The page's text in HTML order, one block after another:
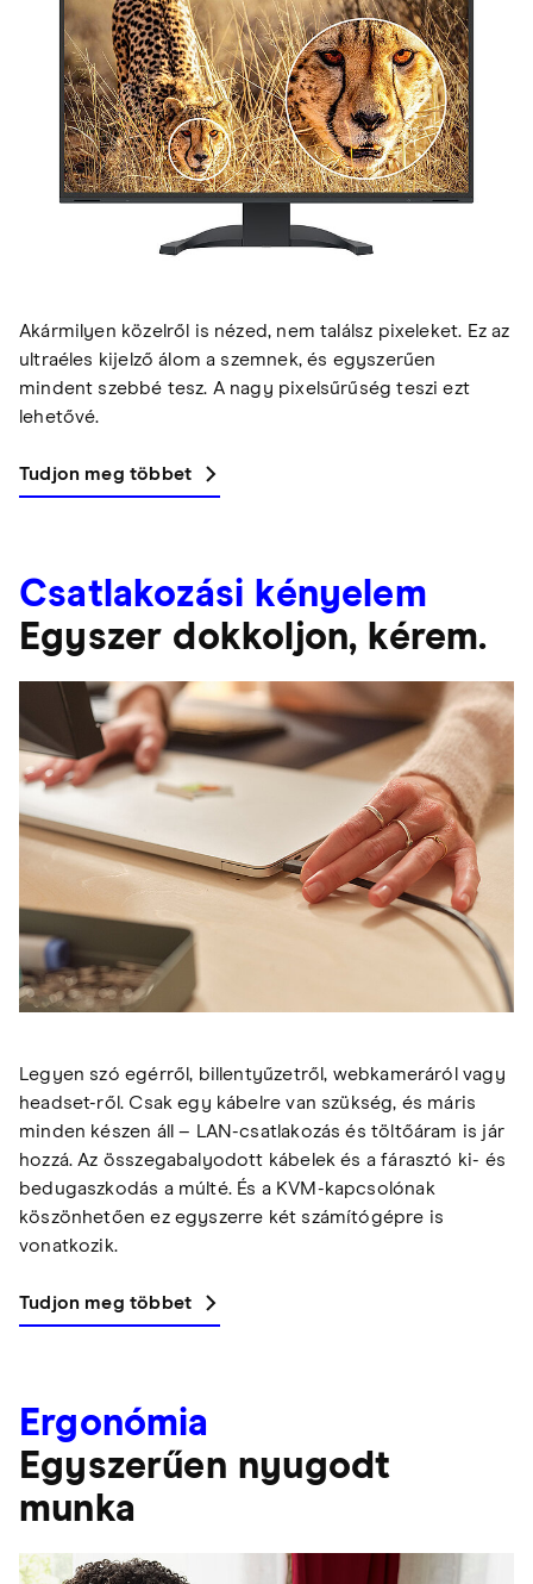
Akármilyen közelről is nézed, nem találsz pixeleket. Ez az
ultraéles kijelző álom a szemnek, és egyszerűen
mindent szebbé tesz. A nagy pixelsűrűség teszi ezt
lehetővé.
Tudjon meg többet
Csatlakozási kényelem
Egyszer dokkoljon, kérem.
Legyen szó egérről, billentyűzetről, webkameráról vagy
headset-ről. Csak egy kábelre van szükség, és máris
minden készen áll – LAN-csatlakozás és töltőáram is jár
hozzá. Az összegabalyodott kábelek és a fárasztó ki- és
bedugaszkodás a múlté. És a KVM-kapcsolónak
köszönhetően ez egyszerre két számítógépre is
vonatkozik.
Tudjon meg többet
Ergonómia
Egyszerűen nyugodt
munka